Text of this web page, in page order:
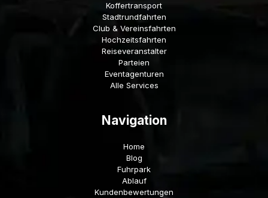
Koffertransport
Stadtrundfahrten
Club & Vereinsfahrten
Hochzeitsfahrten
Reiseveranstalter
Parteien
Eventagenturen
Alle Services
Navigation
Home
Blog
Fuhrpark
Ablauf
Kundenbewertungen